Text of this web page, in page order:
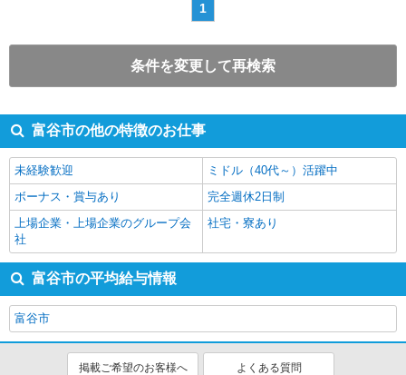
1
条件を変更して再検索
富谷市の他の特徴のお仕事
未経験歓迎
ミドル（40代～）活躍中
ボーナス・賞与あり
完全週休2日制
上場企業・上場企業のグループ会
社
社宅・寮あり
富谷市の平均給与情報
富谷市
掲載ご希望のお客様へ よくある質問